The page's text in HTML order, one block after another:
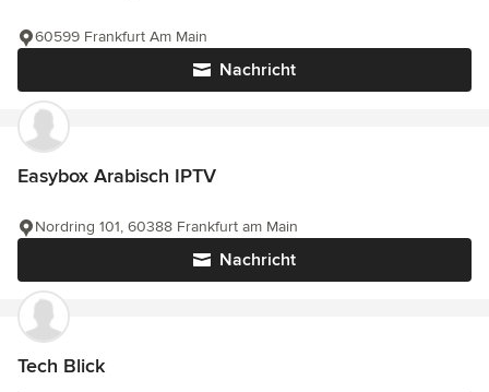
Nachricht
60599 Frankfurt Am Main
Easybox Arabisch IPTV
Nachricht
Nordring 101, 60388 Frankfurt am Main
Tech Blick